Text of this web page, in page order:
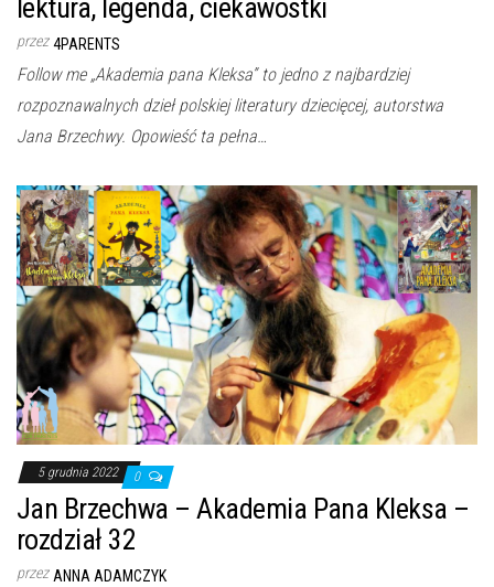
lektura, legenda, ciekawostki
przez 4PARENTS
Follow me „Akademia pana Kleksa” to jedno z najbardziej
rozpoznawalnych dzieł polskiej literatury dziecięcej, autorstwa
Jana Brzechwy. Opowieść ta pełna…
5 grudnia 2022 0
Jan Brzechwa – Akademia Pana Kleksa –
rozdział 32
przez ANNA ADAMCZYK